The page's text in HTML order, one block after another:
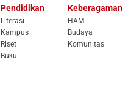
Pendidikan
Literasi
Kampus
Riset
Buku
Keberagaman
HAM
Budaya
Komunitas